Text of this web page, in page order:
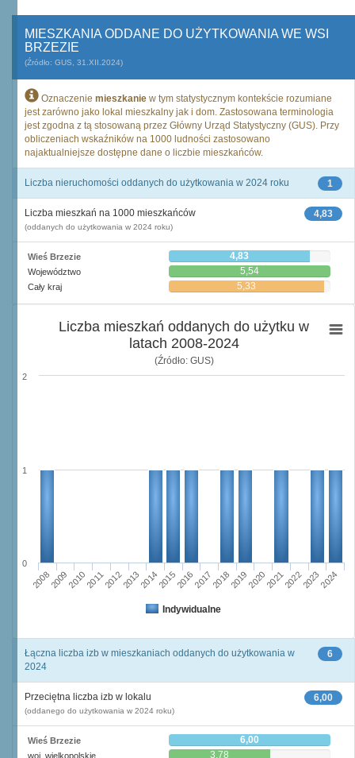
MIESZKANIA ODDANE DO UŻYTKOWANIA WE WSI
BRZEZIE
(Źródło: GUS, 31.XII.2024)
Oznaczenie mieszkanie w tym statystycznym kontekście rozumiane
jest zarówno jako lokal mieszkalny jak i dom. Zastosowana terminologia
jest zgodna z tą stosowaną przez Główny Urząd Statystyczny (GUS). Przy
obliczeniach wskaźników na 1000 ludności zastosowano
najaktualniejsze dostępne dane o liczbie mieszkańców.
1
Liczba nieruchomości oddanych do użytkowania w 2024 roku
4,83
Liczba mieszkań na 1000 mieszkańców
(oddanych do użytkowania w 2024 roku)
Wieś Brzezie 4,83
Województwo 5,54
Cały kraj 5,33
Liczba mieszkań oddanych do użytku w
latach 2008-2024
(Źródło: GUS)
Indywidualne
20082009201020112012201320142015201620172018201920202021202220232024
0
1
2
6
Łączna liczba izb w mieszkaniach oddanych do użytkowania w
2024
6,00
Przeciętna liczba izb w lokalu
(oddanego do użytkowania w 2024 roku)
Wieś Brzezie 6,00
woj. wielkopolskie 3,78